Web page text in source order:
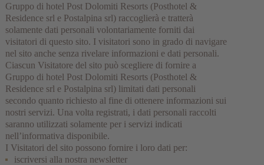
Gruppo di hotel Post Dolomiti Resorts (Posthotel &
Residence srl e Postalpina srl) raccoglierà e tratterà
solamente dati personali volontariamente forniti dai
visitatori di questo sito. I visitatori sono in grado di navigare
nel sito anche senza rivelare informazioni e dati personali.
Ciascun Visitatore del sito può scegliere di fornire a
Gruppo di hotel Post Dolomiti Resorts (Posthotel &
Residence srl e Postalpina srl) limitati dati personali
secondo quanto richiesto al fine di ottenere informazioni sui
nostri servizi. Una volta registrati, i dati personali raccolti
saranno utilizzati solamente per i servizi indicati
nell’informativa disponibile.
I Visitatori del sito possono fornire i loro dati per:
iscriversi alla nostra newsletter